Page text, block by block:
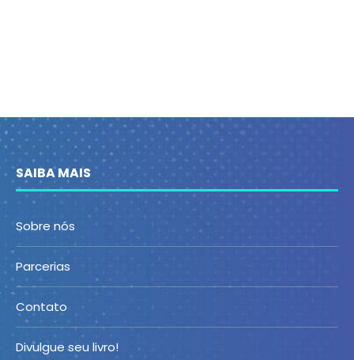
SAIBA MAIS
Sobre nós
Parcerias
Contato
Divulgue seu livro!